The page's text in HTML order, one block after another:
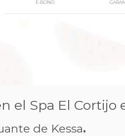
E-BONO
el Spa El Cortijo
de Kessa.